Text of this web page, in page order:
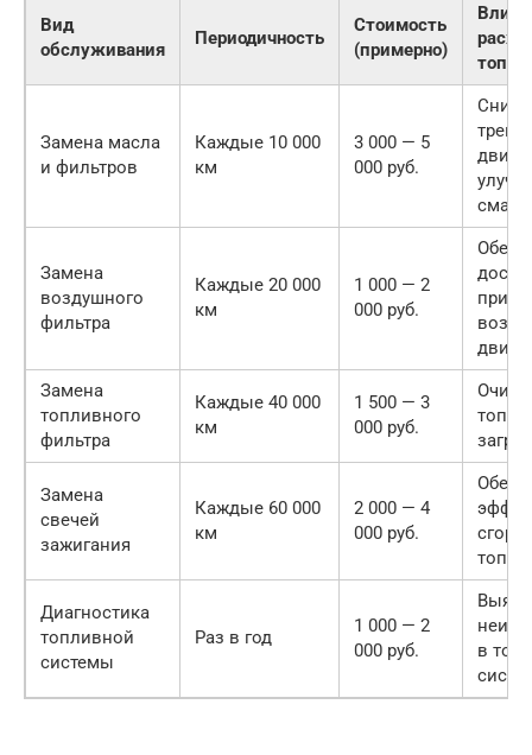
Вид
обслуживания
Периодичность
Стоимость
(примерно)
Замена масла
и фильтров
Каждые 10 000
км
3 000 — 5
000 руб.
Замена
воздушного
фильтра
Каждые 20 000
км
1 000 — 2
000 руб.
Замена
топливного
фильтра
Каждые 40 000
км
1 500 — 3
000 руб.
Замена
свечей
зажигания
Каждые 60 000
км
2 000 — 4
000 руб.
Диагностика
топливной
системы
Раз в год
1 000 — 2
000 руб.
в